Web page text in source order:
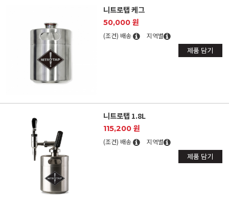
니트로탭 케그
50,000 원
(조건) 배송 지역별
제품 담기
니트로탭 1.8L
115,200 원
(조건) 배송 지역별
제품 담기